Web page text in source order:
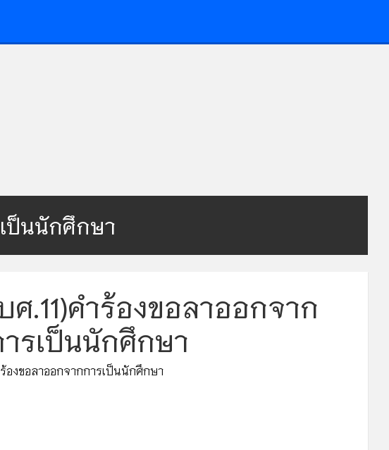
ป็นนักศึกษา
ศ.11)คำร้องขอลาออกจาก
รเป็นนักศึกษา
องขอลาออกจากการเป็นนักศึกษา